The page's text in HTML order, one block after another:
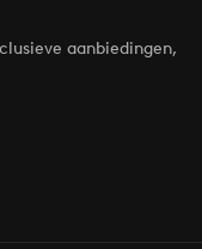
aanbiedingen,